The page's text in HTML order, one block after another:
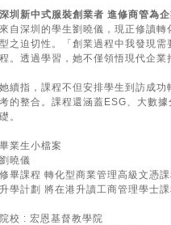
深圳新中式服裝創業者 進修商管為
來自深圳的學生劉曉儀，現正修讀
型之迫切性。「創業過程中我發現
程。透過學習，她不僅領悟現代企
她續指，課程不但安排學生到訪成
考的整合。課程還涵蓋ESG、大數
礎。
畢業生小檔案
劉曉儀
修畢課程 轉化型商業管理高級文憑
升學計劃 將在港升讀工商管理學士
院校 : 宏恩基督教學院